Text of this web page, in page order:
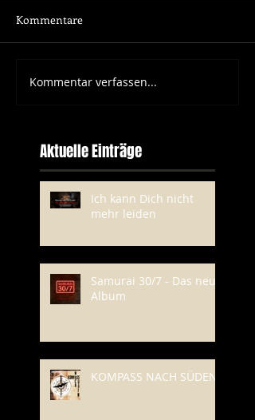
Kommentare
Kommentar verfassen...
Aktuelle Einträge
Ich kann Dich nicht
mehr leiden
Samurai 30/7 - Das neue
Album
KOMPASS NACH SÜDEN